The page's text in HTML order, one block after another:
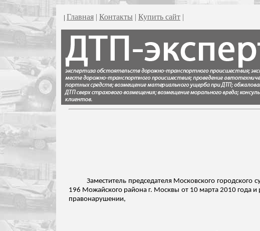
| Главная | Контакты | Купить сайт |
Заместитель председателя Московского
196 Можайского района г. Москвы от 10 марта 2010 года и
правонарушении,